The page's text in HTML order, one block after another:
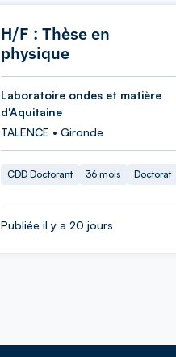
H/F : Thèse en
physique
Laboratoire ondes et matière
d'Aquitaine
TALENCE • Gironde
CDD Doctorant 36 mois Doctorat
Publiée il y a 20 jours